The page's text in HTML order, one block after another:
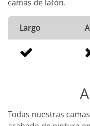
camas de latón.
Largo
Todas nuestras